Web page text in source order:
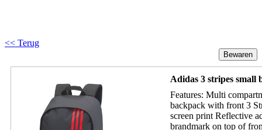
<< Terug
Adidas 3 stripes small
Features: Multi
backpack with front 3
screen print Reflective
brandmark on top of